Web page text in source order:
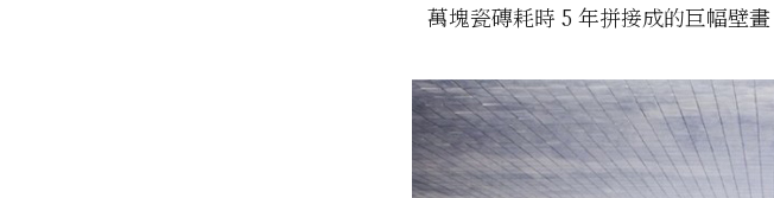
萬塊瓷磚耗時 5 年拼接成的巨幅壁畫